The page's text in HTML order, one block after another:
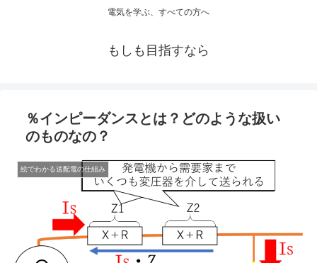
電気を学ぶ、すべての方へ
もしも目指すなら
％インピーダンスとは？どのような扱い
のものなの？
絵でわかる送配電の仕組み